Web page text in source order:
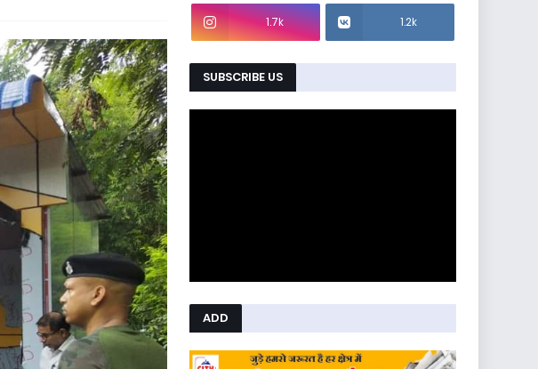
1.7k 1.2k
SUBSCRIBE US
ADD